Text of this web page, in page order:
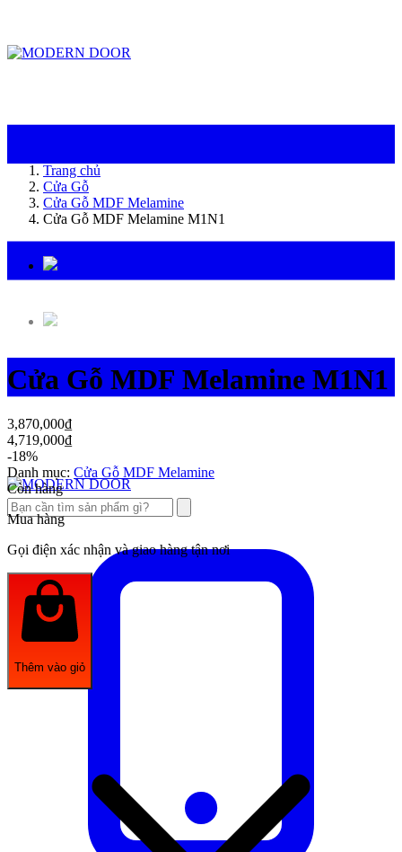
Trang chủ
Cửa Gỗ
Cửa Gỗ MDF Melamine
Cửa Gỗ MDF Melamine M1N1
Cửa Gỗ MDF Melamine M1N1
3,870,000₫
4,719,000₫
-18%
Danh mục: Cửa Gỗ MDF Melamine
Còn hàng
Mua hàng
Gọi điện xác nhận và giao hàng tận nơi
Thêm vào giỏ